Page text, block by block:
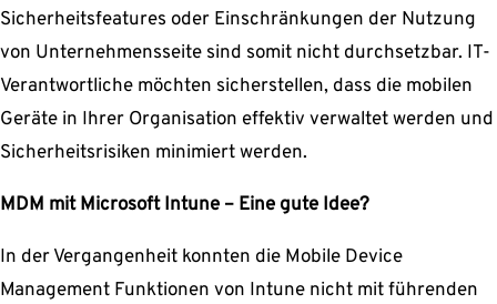
Sicherheitsfeatures oder Einschränkungen der Nutzung
von Unternehmensseite sind somit nicht durchsetzbar. IT-
Verantwortliche möchten sicherstellen, dass die mobilen
Geräte in Ihrer Organisation effektiv verwaltet werden und
Sicherheitsrisiken minimiert werden.
MDM mit Microsoft Intune – Eine gute Idee?
In der Vergangenheit konnten die Mobile Device
Management Funktionen von Intune nicht mit führenden